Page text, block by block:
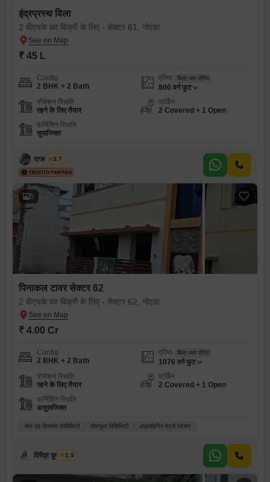
इंद्रप्रस्थ विला
2 बीएचके घर बिक्री के लिए - सेक्टर 61, नोएडा
₹ 45 L
Config
2 BHK + 2 Bath
एरिया बिल्ट-अप एरिया
800 वर्ग फुट
पॉसेशन स्थिति
रहने के लिए तैयार
पार्किंग
2 Covered + 1 Open
फर्निशिंग स्थिति
सुसज्जित
राजवीर सिंघ
3.7
5
पिनाकल टावर सेक्टर 62
2 बीएचके घर बिक्री के लिए - सेक्टर 62, नोएडा
₹ 4.00 Cr
Config
2 BHK + 2 Bath
एरिया बिल्ट-अप एरिया
1076 वर्ग फुट
पॉसेशन स्थिति
रहने के लिए तैयार
पार्किंग
2 Covered + 1 Open
फर्निशिंग स्थिति
असुसज्जित
सेफ़ एंड सिक्योर लोकैलिटी पीसफुल विसिनिटी अडजॉइनिंग मेट्रो स्टेशन
विरेंद्र कुमार शर्मा
1.5